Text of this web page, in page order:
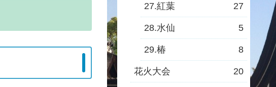
27.紅葉 27
28.水仙 5
29.椿 8
花火大会 20